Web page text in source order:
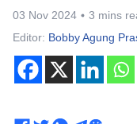
03 Nov 2024 3 mins
Editor: Bobby Agung